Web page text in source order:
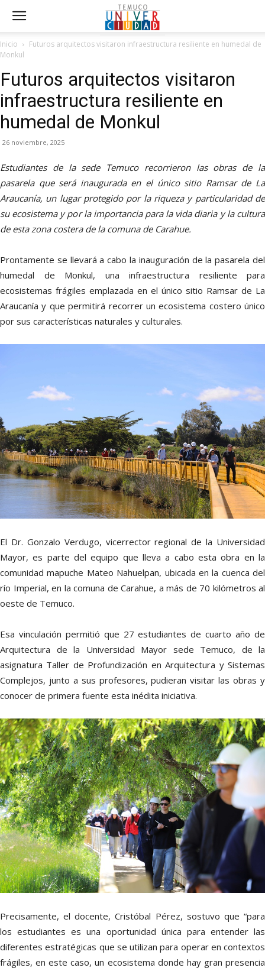
Inicio
Futuros arquitectos visitaron infraestructura resiliente en humedal de
Monkul
Futuros arquitectos visitaron
infraestructura resiliente en
humedal de Monkul
26 noviembre, 2025
Estudiantes de la sede Temuco recorrieron las obras de la
pasarela que será inaugurada en el único sitio Ramsar de La
Araucanía, un lugar protegido por la riqueza y particularidad de
su ecosistema y por la importancia para la vida diaria y la cultura
de esta zona costera de la comuna de Carahue.
Prontamente se llevará a cabo la inauguración de la pasarela del
humedal de Monkul, una infraestructura resiliente para
ecosistemas frágiles emplazada en el único sitio Ramsar de La
Araucanía y que permitirá recorrer un ecosistema costero único
por sus características naturales y culturales.
El Dr. Gonzalo Verdugo, vicerrector regional de la Universidad
Mayor, es parte del equipo que lleva a cabo esta obra en la
comunidad mapuche Mateo Nahuelpan, ubicada en la cuenca del
río Imperial, en la comuna de Carahue, a más de 70 kilómetros al
oeste de Temuco.
Esa vinculación permitió que 27 estudiantes de cuarto año de
Arquitectura de la Universidad Mayor sede Temuco, de la
asignatura Taller de Profundización en Arquitectura y Sistemas
Complejos, junto a sus profesores, pudieran visitar las obras y
conocer de primera fuente esta inédita iniciativa.
Precisamente, el docente, Cristóbal Pérez, sostuvo que “para
los estudiantes es una oportunidad única para entender las
diferentes estratégicas que se utilizan para operar en contextos
frágiles, en este caso, un ecosistema donde hay gran presencia